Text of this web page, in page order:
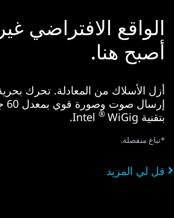
الواقع الافتراضي
أصبح هنا.
أزل الأسلاك من المعادلة. تحرك
بتقنية Intel
® WiGig.
*تباع منفصلة.
قل لي المزيد